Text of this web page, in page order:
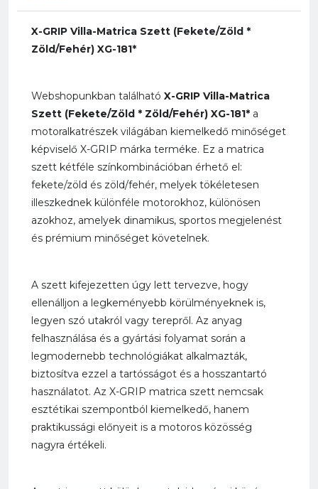
X-GRIP Villa-Matrica Szett (Fekete/Zöld *
Zöld/Fehér) XG-181*
Webshopunkban található X-GRIP Villa-Matrica
Szett (Fekete/Zöld * Zöld/Fehér) XG-181* a
motoralkatrészek világában kiemelkedő minőséget
képviselő X-GRIP márka terméke. Ez a matrica
szett kétféle színkombinációban érhető el:
fekete/zöld és zöld/fehér, melyek tökéletesen
illeszkednek különféle motorokhoz, különösen
azokhoz, amelyek dinamikus, sportos megjelenést
és prémium minőséget követelnek.
A szett kifejezetten úgy lett tervezve, hogy
ellenálljon a legkeményebb körülményeknek is,
legyen szó utakról vagy terepről. Az anyag
felhasználása és a gyártási folyamat során a
legmodernebb technológiákat alkalmazták,
biztosítva ezzel a tartósságot és a hosszantartó
használatot. Az X-GRIP matrica szett nemcsak
esztétikai szempontból kiemelkedő, hanem
praktikussági előnyeit is a motoros közösség
nagyra értékeli.